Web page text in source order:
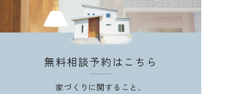
無料相談予約はこちら
家づくりに関すること、